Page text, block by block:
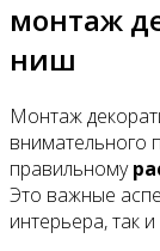
монтаж
ниш
Монтаж
внимательного
правильному
Это важные
интерьера, так